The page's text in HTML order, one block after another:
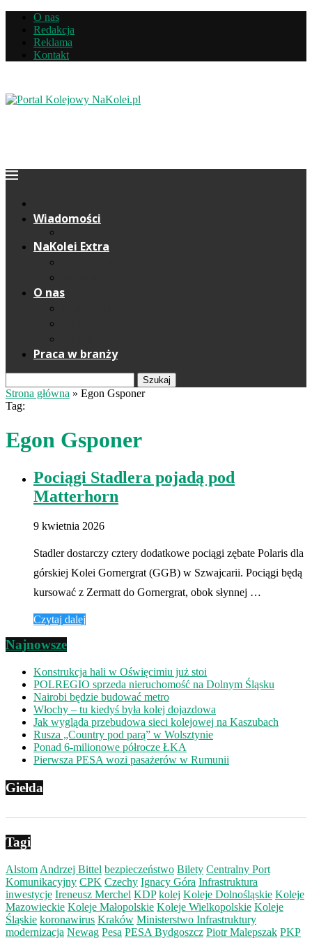
O nas
Redakcja
Reklama
Kontakt
Wiadomości
NaKolei Extra
O nas
Praca w branży
Szukaj
Strona główna » Egon Gsponer
Tag:
Egon Gsponer
Pociągi Stadlera pojadą pod
Matterhorn
9 kwietnia 2026
Stadler dostarczy cztery dodatkowe pociągi zębate Polaris dla
górskiej Kolei Gornergrat (GGB) w Szwajcarii. Pociągi będą
kursować z Zermatt do Gornergrat, obok słynnej …
Czytaj dalej
Najnowsze
Konstrukcja hali w Oświęcimiu już stoi
POLREGIO sprzeda nieruchomość na Dolnym Śląsku
Nairobi będzie budować metro
Włochy – tu kiedyś była kolej dojazdowa
Jak wygląda przebudowa sieci kolejowej na Kaszubach
Rusza „Country pod parą” w Wolsztynie
Ponad 6-milionowe półrocze ŁKA
Pierwsza PESA wozi pasażerów w Rumunii
Giełda
Tagi
Alstom Andrzej Bittel bezpieczeństwo Bilety Centralny Port
Komunikacyjny CPK Czechy Ignacy Góra Infrastruktura
inwestycje Ireneusz Merchel KDP kolej Koleje Dolnośląskie Koleje
Mazowieckie Koleje Małopolskie Koleje Wielkopolskie Koleje
Śląskie koronawirus Kraków Ministerstwo Infrastruktury
modernizacja Newag Pesa PESA Bydgoszcz Piotr Malepszak PKP